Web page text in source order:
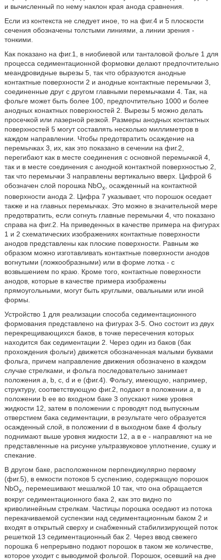
и вычисленный по нему наклон края анода сравнения.
Если из контекста не следует иное, то на фиг.4 и 5 плоскости
сечения обозначены толстыми линиями, а линии зрения -
тонкими.
Как показано на фиг.1, в ниобиевой или танталовой фольге 1 для
процесса седиментационной формовки делают предпочтительно
меандровидные вырезы 5, так что образуются анодные
контактные поверхности 2 и анодные контактные перемычки 3,
соединенные друг с другом главными перемычками 4. Так, на
фольге может быть более 100, предпочтительно 1000 и более
анодных конактных поверхностей 2. Вырезы 5 можно делать
просечкой или лазерной резкой. Размеры анодных контактных
поверхностей 5 могут составлять несколько миллиметров в
каждом направлении. Чтобы предотвратить осаждение на
перемычках 3, их, как это показано в сечении на фиг.2,
перегибают как в месте соединения с основной перемычкой 4,
так и в месте соединения с анодной контактной поверхностью 2,
так что перемычки 3 направлены вертикально вверх. Цифрой 6
обозначен слой порошка NbOx, осажденный на контактной
поверхности анода 2. Цифра 7 указывает, что порошок оседает
также и на главных перемычках. Это можно в значительной мере
предотвратить, если согнуть главные перемычки 4, что показано
справа на фиг.2. На приведенных в качестве примера на фигурах
1 и 2 схематических изображениях контактные поверхности
анодов представлены как плоские поверхности. Равным же
образом можно изготавливать контактные поверхности анодов
вогнутыми (ложкообразными) или в форме лотка - с
возвышением по краю. Кроме того, контактные поверхности
анодов, которые в качестве примера изображены
прямоугольными, могут быть круглыми, овальными или иной
формы.
Устройство 1 для реализации способа седиментационного
формования представлено на фигурах 3-5. Оно состоит из двух
перекрещивающихся баков, в точке пересечения которых
находится бак седиментации 2. Через один из баков (бак
прохождения фольги) движется обозначенная малыми буквами
фольга, причем направление движения обозначено в каждом
случае стрелками, и фольга последовательно занимает
положения a , b, c, d и е (фиг.4). Фольгу, имеющую, например,
структуру, соответствующую фиг.2, подают в положении а , в
положении b ее во входном баке 3 опускают ниже уровня
жидкости 12, затем в положении с проводят под выпускным
отверстием бака седиментации, в результате чего образуется
осажденный слой, в положении d в выходном баке 4 фольгу
поднимают выше уровня жидкости 12, а в е - направляют на не
представленные на рисунке ультразвуковое уплотнение, сушку и
спекание.
В другом баке, расположенном перпендикулярно первому
(фиг.5), в емкости потоков 5 суспензию, содержащую порошок
NbOx, перемешивают мешалкой 10 так, что она обращается
вокруг седиментационного бака 2, как это видно по
криволинейным стрелкам. Частицы порошка оседают из потока
перекачиваемой суспензии над седиментационным баком 2 и
входят в открытый сверху и снабженный стабилизирующей поток
решеткой 13 седиментационный бак 2. Через ввод свежего
порошка 6 непрерывно подают порошок в таком же количестве,
которое уходит с выводимой фольгой. Порошок, осевший на дне